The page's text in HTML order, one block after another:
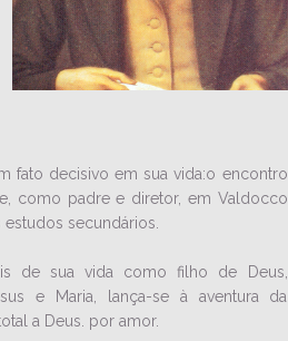
fato decisivo em sua vida:o encontro
como padre e diretor, em Valdocco
secundários.
de sua vida como filho de Deus,
e Maria, lança-se à aventura da
a Deus. por amor.